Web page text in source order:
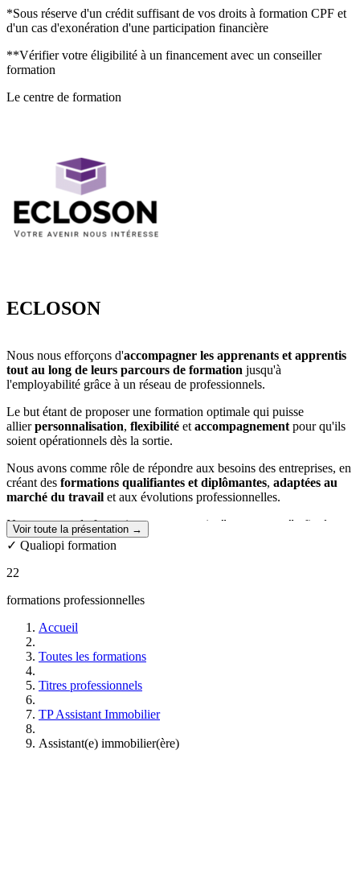
Accompagnement Technique de recherche d’emploi (Gratuit)
Méthodologie CV et lettre de motivation
Technique de recherche stage
*Sous réserve d'un crédit suffisant de vos droits à formation CPF et
d'un cas d'exonération d'une participation financière
**Vérifier votre éligibilité à un financement avec un conseiller
formation
Le centre de formation
ECLOSON
Nous nous efforçons d'accompagner les apprenants et apprentis
tout au long de leurs parcours de formation jusqu'à
l'employabilité grâce à un réseau de professionnels.
Le but étant de proposer une formation optimale qui puisse
allierpersonnalisation, flexibilité et accompagnement pour qu'ils
soient opérationnels dès la sortie.
Nous avons comme rôle de répondre aux besoins des entreprises, en
créant des formations qualifiantes et diplômantes, adaptées au
marché du travail et aux évolutions professionnelles.
Nos parcours de formation sont construits "sur-mesure"
afin de
répondre au mieux aux besoins de l'apprenant et de l'aider à réaliser
son projet professionnel.
Que vous soyez diplômé ou salarié, nous vous accompagnerons tout
au long de votre parcours de formation.
Voir toute la présentation →
✓ Qualiopi formation
22
formations professionnelles
Accueil
Toutes les formations
Titres professionnels
TP Assistant Immobilier
Assistant(e) immobilier(ère)